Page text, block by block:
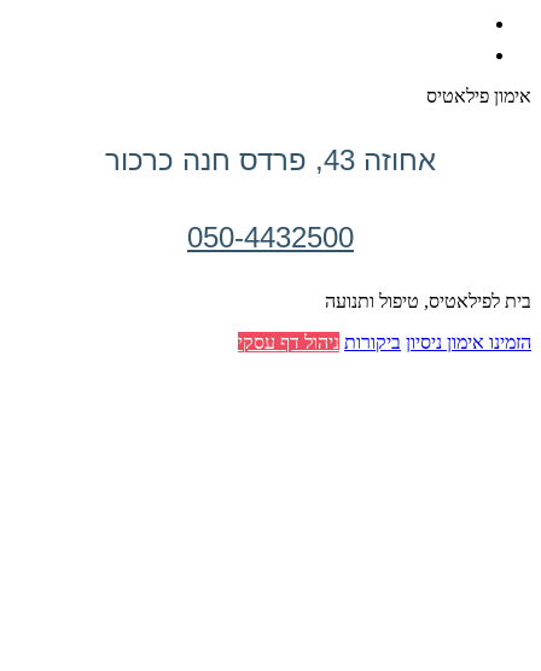
אימון פילאטיס
אחוזה 43, פרדס חנה כרכור
050-4432500
בית לפילאטיס, טיפול ותנועה
הזמינו אימון ניסיון ביקורות ניהול דף עסקי